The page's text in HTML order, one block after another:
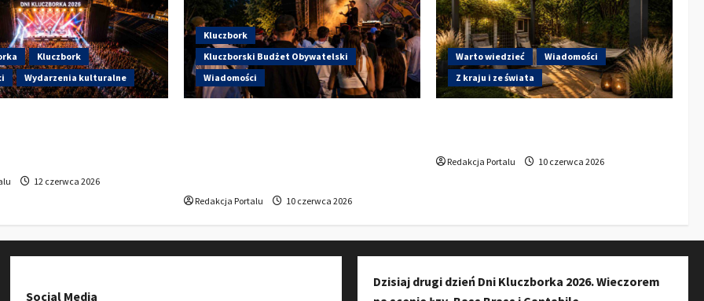
Kluczbork
Wydarzenia kulturalne
12 czerwca 2026
Kluczbork
Kluczborski Budżet Obywatelski
Wiadomości
Redakcja Portalu 10 czerwca 2026
Warto wiedzieć
Wiadomości
Z kraju i ze świata
Redakcja Portalu 10 czerwca 2026
Social Media
Dzisiaj drugi dzień Dni Kluczborka 2026. Wieczorem